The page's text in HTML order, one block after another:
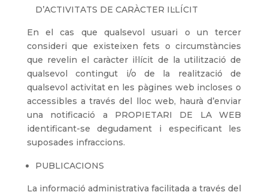
D’ACTIVITATS DE CARÀCTER IL·LÍCIT
En el cas que qualsevol usuari o un tercer
consideri que existeixen fets o circumstàncies
que revelin el caràcter il·lícit de la utilització de
qualsevol contingut i/o de la realització de
qualsevol activitat en les pàgines web incloses o
accessibles a través del lloc web, haurà d’enviar
una notificació a PROPIETARI DE LA WEB
identificant-se degudament i especificant les
suposades infraccions.
PUBLICACIONS
La informació administrativa facilitada a través del